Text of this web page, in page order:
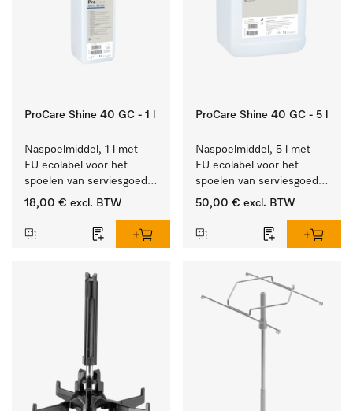
ProCare Shine 40 GC - 1 l
Naspoelmiddel, 1 l met
EU ecolabel voor het
spoelen van serviesgoed,
bestek en glazen.
18,00 € excl. BTW
ProCare Shine 40 GC - 5 l
Naspoelmiddel, 5 l met
EU ecolabel voor het
spoelen van serviesgoed,
bestek en glazen.
50,00 € excl. BTW